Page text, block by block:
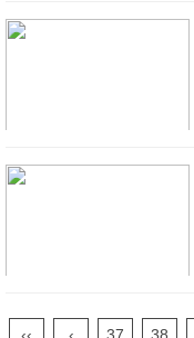
作品与荣誉
作品